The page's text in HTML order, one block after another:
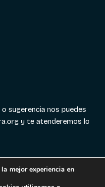
sugerencia nos puedes
y te atenderemos lo
mejor experiencia en